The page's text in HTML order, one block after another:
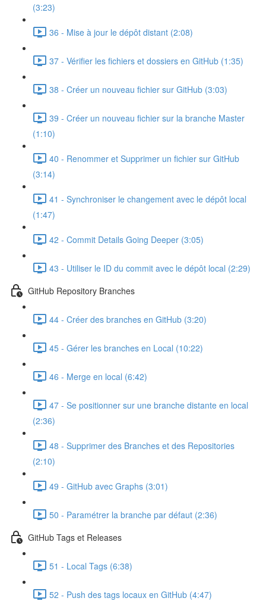
(3:23)
36 - Mise à jour le dépôt distant (2:08)
37 - Vérifier les fichiers et dossiers en GitHub (1:35)
38 - Créer un nouveau fichier sur GitHub (3:03)
39 - Créer un nouveau fichier sur la branche Master
(1:10)
40 - Renommer et Supprimer un fichier sur GitHub
(3:14)
41 - Synchroniser le changement avec le dépôt local
(1:47)
42 - Commit Details Going Deeper (3:05)
43 - Utiliser le ID du commit avec le dépôt local (2:29)
GitHub Repository Branches
44 - Créer des branches en GitHub (3:20)
45 - Gérer les branches en Local (10:22)
46 - Merge en local (6:42)
47 - Se positionner sur une branche distante en local
(2:36)
48 - Supprimer des Branches et des Repositories
(2:10)
49 - GitHub avec Graphs (3:01)
50 - Paramétrer la branche par défaut (2:36)
GitHub Tags et Releases
51 - Local Tags (6:38)
52 - Push des tags locaux en GitHub (4:47)